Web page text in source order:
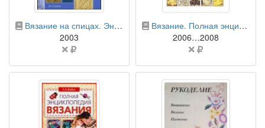
бумажная книга
Вязание на спицах. Энциклопедия
2003
Цена
указана
бумажная книга
Вязание. Полная энциклопедия
2006…2008
Цена
указана